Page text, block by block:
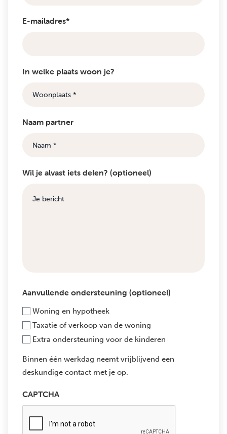
E-mailadres*
In welke plaats woon je?
Naam partner
Wil je alvast iets delen? (optioneel)
Aanvullende ondersteuning (optioneel)
Woning en hypotheek
Taxatie of verkoop van de woning
Extra ondersteuning voor de kinderen
Binnen één werkdag neemt vrijblijvend een
deskundige contact met je op.
CAPTCHA